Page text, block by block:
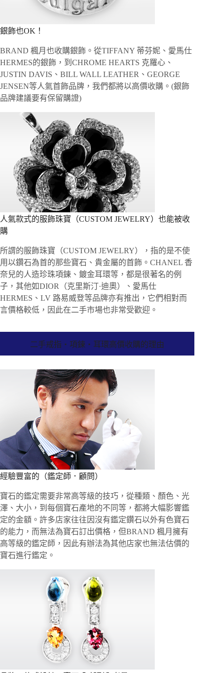
銀飾也OK！
BRAND 楓月也收購銀飾。從TIFFANY 蒂芬妮、愛馬仕
HERMES的銀飾，到CHROME HEARTS 克羅心、
JUSTIN DAVIS、BILL WALL LEATHER、GEORGE
JENSEN等人氣首飾品牌，我們都將以高價收購。(銀飾
品牌建議要有保留購證)
人氣款式的服飾珠寶（CUSTOM JEWELRY）也能被收
購
所謂的服飾珠寶（CUSTOM JEWELRY），指的是不使
用以鑽石為首的那些寶石、貴金屬的首飾。CHANEL 香
奈兒的人造珍珠項鍊、鍍金耳環等，都是很著名的例
子，其他如DIOR（克里斯汀·迪奧）、愛馬仕
HERMES、LV 路易威登等品牌亦有推出，它們相對而
言價格較低，因此在二手市場也非常受歡迎。
二手戒指・項鍊・耳環高價收購的理由
經驗豐富的（鑑定師．顧問）
寶石的鑑定需要非常高等級的技巧，從種類、顏色、光
澤、大小，到每個寶石產地的不同等，都將大幅影響鑑
定的金額。許多店家往往因沒有鑑定鑽石以外有色寶石
的能力，而無法為寶石訂出價格，但BRAND 楓月擁有
高等級的鑑定師，因此有辦法為其他店家也無法估價的
寶石進行鑑定。